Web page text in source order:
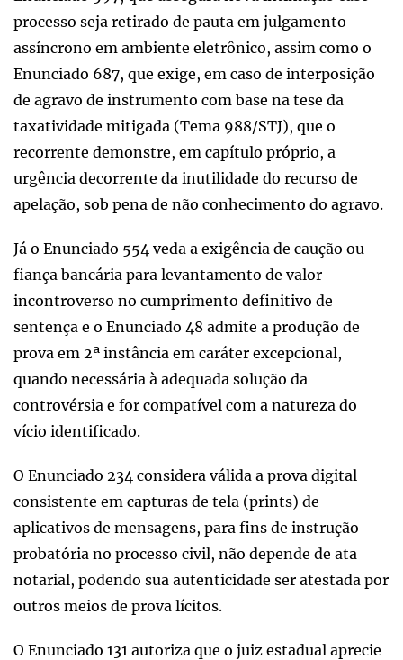
processo seja retirado de pauta em julgamento
assíncrono em ambiente eletrônico, assim como o
Enunciado 687, que exige, em caso de interposição
de agravo de instrumento com base na tese da
taxatividade mitigada (Tema 988/STJ), que o
recorrente demonstre, em capítulo próprio, a
urgência decorrente da inutilidade do recurso de
apelação, sob pena de não conhecimento do agravo.
Já o Enunciado 554 veda a exigência de caução ou
fiança bancária para levantamento de valor
incontroverso no cumprimento definitivo de
sentença e o Enunciado 48 admite a produção de
prova em 2ª instância em caráter excepcional,
quando necessária à adequada solução da
controvérsia e for compatível com a natureza do
vício identificado.
O Enunciado 234 considera válida a prova digital
consistente em capturas de tela (prints) de
aplicativos de mensagens, para fins de instrução
probatória no processo civil, não depende de ata
notarial, podendo sua autenticidade ser atestada por
outros meios de prova lícitos.
O Enunciado 131 autoriza que o juiz estadual aprecie